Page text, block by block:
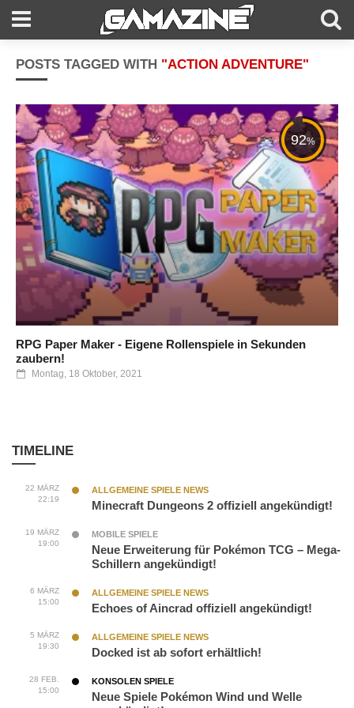
POSTS TAGGED WITH "ACTION ADVENTURE"
92%
RPG Paper Maker - Eigene Rollenspiele in Sekunden
zaubern!
Montag, 18 Oktober, 2021
TIMELINE
22 MÄRZ
22:19
ALLGEMEINE SPIELE NEWS
Minecraft Dungeons 2 offiziell angekündigt!
19 MÄRZ
19:00
MOBILE SPIELE
Neue Erweiterung für Pokémon TCG – Mega-
Schillern angekündigt!
6 MÄRZ
15:00
ALLGEMEINE SPIELE NEWS
Echoes of Aincrad offiziell angekündigt!
5 MÄRZ
19:30
ALLGEMEINE SPIELE NEWS
Docked ist ab sofort erhältlich!
28 FEB.
15:00
KONSOLEN SPIELE
Neue Spiele Pokémon Wind und Welle